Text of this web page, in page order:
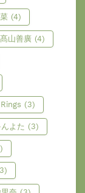
(4)
髙山善廣 (4)
Rings (3)
よた (3)